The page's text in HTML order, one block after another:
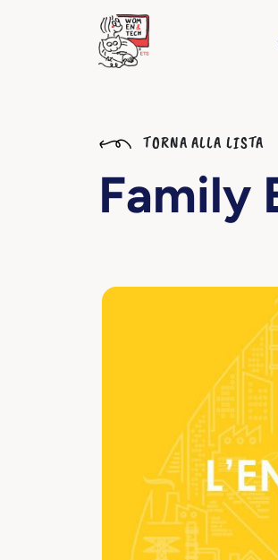
TORNA ALLA LISTA
Family